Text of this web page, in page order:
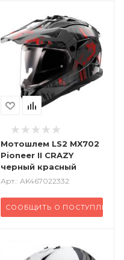
Мотошлем LS2 MX702
Pioneer II CRAZY
черный красный
Арт.: AK467022332
СООБЩИТЬ О ПОСТУПЛЕНИИ